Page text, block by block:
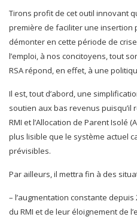
Tirons profit de cet outil innovant
première de faciliter une
démonter en cette période de
l’emploi, à nos concitoyens, tout
RSA répond, en effet, à une
Il est, tout d’abord, une
soutien aux bas revenus puisqu’il
RMI et l’Allocation de Parent Isolé
plus lisible que le système actuel
prévisibles.
Par ailleurs, il mettra fin à des
– l’augmentation constante
du RMI et de leur éloignement de